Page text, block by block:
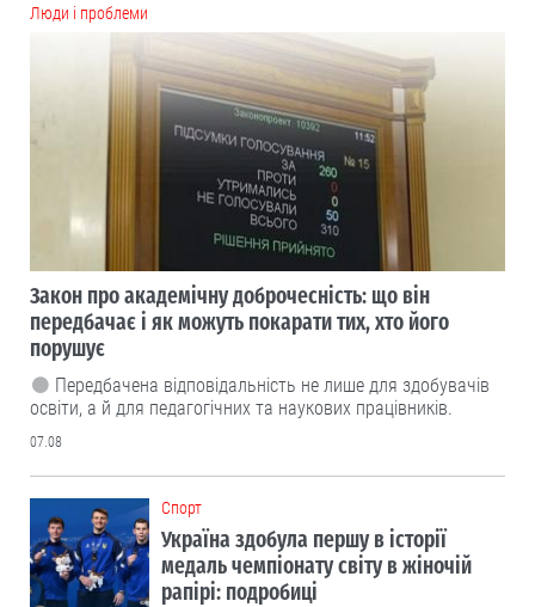
Люди і проблеми
Закон про академічну доброчесність: що він
передбачає і як можуть покарати тих, хто його
порушує
Передбачена відповідальність не лише для здобувачів
освіти, а й для педагогічних та наукових працівників.
07.08
Cпорт
Україна здобула першу в історії
медаль чемпіонату світу в жіночій
рапірі: подробиці